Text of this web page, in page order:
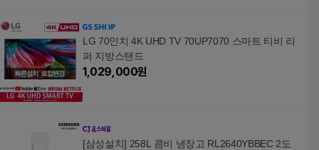
LG 70인치 4K UHD TV 70UP7070 스마트 티비 리
퍼 지방스탠드
1,029,000원
[삼성설치] 258L 콤비 냉장고 RL2640YBBEC 2도